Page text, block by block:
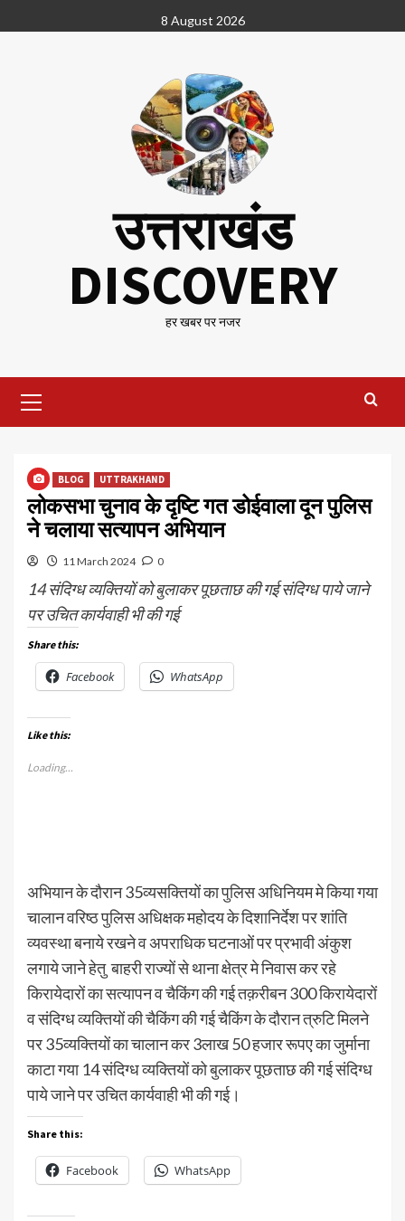
to
8 August 2026
उत्तराखंड
DISCOVERY
हर खबर पर नजर
Menu
BLOG UTTRAKHAND
लोकसभा चुनाव के दृष्टि गत डोईवाला दून पुलिस
ने चलाया सत्यापन अभियान
11 March 2024 0
14 संदिग्ध व्यक्तियों को बुलाकर पूछताछ की गई संदिग्ध पाये जाने
पर उचित कार्यवाही भी की गई
Share this:
Facebook WhatsApp
Like this:
Loading...
अभियान के दौरान 35व्यसक्तियों का पुलिस अधिनियम मे किया गया
चालान वरिष्ठ पुलिस अधिक्षक महोदय के दिशानिर्देश पर शांति
व्यवस्था बनाये रखने व अपराधिक घटनाओं पर प्रभावी अंकुश
लगाये जाने हेतु बाहरी राज्यों से थाना क्षेत्र मे निवास कर रहे
किरायेदारों का सत्यापन व चैकिंग की गई तक़रीबन 300 किरायेदारों
व संदिग्ध व्यक्तियों की चैकिंग की गई चैकिंग के दौरान त्रुटि मिलने
पर 35व्यक्तियों का चालान कर 3लाख 50 हजार रूपए का जुर्माना
काटा गया 14 संदिग्ध व्यक्तियों को बुलाकर पूछताछ की गई संदिग्ध
पाये जाने पर उचित कार्यवाही भी की गई।
Share this:
Facebook WhatsApp